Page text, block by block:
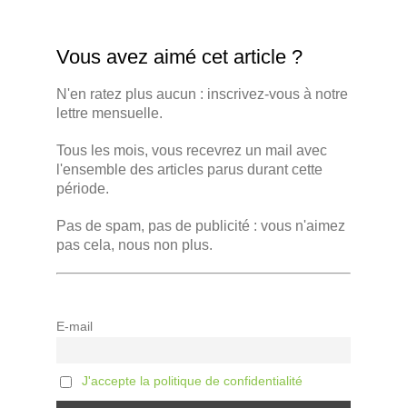
Vous avez aimé cet article ?
N'en ratez plus aucun : inscrivez-vous à notre
lettre mensuelle.
Tous les mois, vous recevrez un mail avec
l'ensemble des articles parus durant cette
période.
Pas de spam, pas de publicité : vous n'aimez
pas cela, nous non plus.
E-mail
J'accepte la politique de confidentialité